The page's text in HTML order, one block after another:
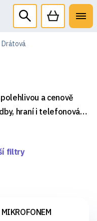
Drátová
a cenově
hraní i telefonování.
a kvalitní zvuk
filtry